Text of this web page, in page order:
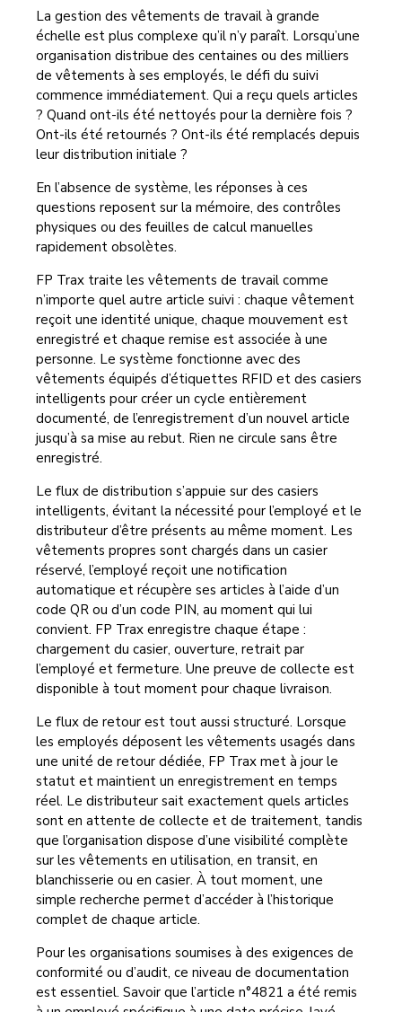
La gestion des vêtements de travail à grande
échelle est plus complexe qu’il n’y paraît. Lorsqu’une
organisation distribue des centaines ou des milliers
de vêtements à ses employés, le défi du suivi
commence immédiatement. Qui a reçu quels articles
? Quand ont-ils été nettoyés pour la dernière fois ?
Ont-ils été retournés ? Ont-ils été remplacés depuis
leur distribution initiale ?
En l’absence de système, les réponses à ces
questions reposent sur la mémoire, des contrôles
physiques ou des feuilles de calcul manuelles
rapidement obsolètes.
FP Trax traite les vêtements de travail comme
n’importe quel autre article suivi : chaque vêtement
reçoit une identité unique, chaque mouvement est
enregistré et chaque remise est associée à une
personne. Le système fonctionne avec des
vêtements équipés d’étiquettes RFID et des casiers
intelligents pour créer un cycle entièrement
documenté, de l’enregistrement d’un nouvel article
jusqu’à sa mise au rebut. Rien ne circule sans être
enregistré.
Le flux de distribution s’appuie sur des casiers
intelligents, évitant la nécessité pour l’employé et le
distributeur d’être présents au même moment. Les
vêtements propres sont chargés dans un casier
réservé, l’employé reçoit une notification
automatique et récupère ses articles à l’aide d’un
code QR ou d’un code PIN, au moment qui lui
convient. FP Trax enregistre chaque étape :
chargement du casier, ouverture, retrait par
l’employé et fermeture. Une preuve de collecte est
disponible à tout moment pour chaque livraison.
Le flux de retour est tout aussi structuré. Lorsque
les employés déposent les vêtements usagés dans
une unité de retour dédiée, FP Trax met à jour le
statut et maintient un enregistrement en temps
réel. Le distributeur sait exactement quels articles
sont en attente de collecte et de traitement, tandis
que l’organisation dispose d’une visibilité complète
sur les vêtements en utilisation, en transit, en
blanchisserie ou en casier. À tout moment, une
simple recherche permet d’accéder à l’historique
complet de chaque article.
Pour les organisations soumises à des exigences de
conformité ou d’audit, ce niveau de documentation
est essentiel. Savoir que l’article n°4821 a été remis